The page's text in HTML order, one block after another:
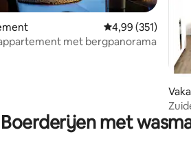
van 4,98 op 5, 126 recensies
Gemiddelde
4,99 (351)
met bergpanorama
Boerderijen met